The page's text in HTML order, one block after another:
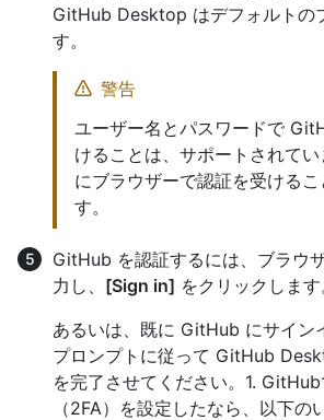
GitHub Desktop はデフォルトの
す。
警告
ユーザー名とパスワードで
けることは、サポートされてい
にブラウザーで認証を受けるこ
す。
GitHub を認証するには、ブラウ
力し、 [Sign in] をクリックします
あるいは、既に GitHub にサイン
プロンプトに従って GitHub
を完了させてください。1.
（2FA）を設定したなら、以下の